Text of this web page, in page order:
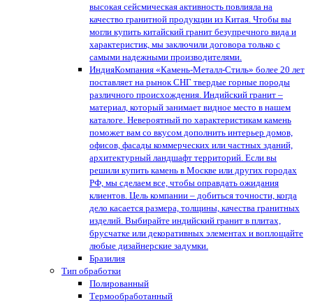
высокая сейсмическая активность повлияла на
качество гранитной продукции из Китая. Чтобы вы
могли купить китайский гранит безупречного вида и
характеристик, мы заключили договора только с
самыми надежными производителями.
ИндияКомпания «Камень-Металл-Стиль» более 20 лет
поставляет на рынок СНГ твердые горные породы
различного происхождения. Индийский гранит –
материал, который занимает видное место в нашем
каталоге. Невероятный по характеристикам камень
поможет вам со вкусом дополнить интерьер домов,
офисов, фасады коммерческих или частных зданий,
архитектурный ландшафт территорий. Если вы
решили купить камень в Москве или других городах
РФ, мы сделаем все, чтобы оправдать ожидания
клиентов. Цель компании – добиться точности, когда
дело касается размера, толщины, качества гранитных
изделий. Выбирайте индийский гранит в плитах,
брусчатке или декоративных элементах и воплощайте
любые дизайнерские задумки.
Бразилия
Тип обработки
Полированный
Термообработанный